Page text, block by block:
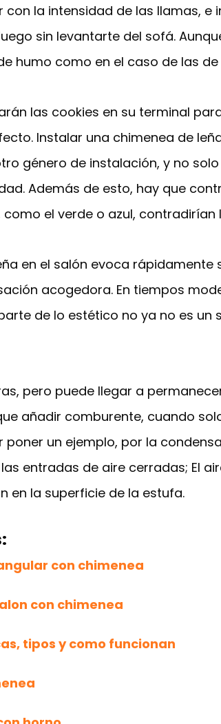
con la intensidad de las llamas,
sin levantarte del sofá.
humo como en el caso de las
las cookies en su terminal
Instalar una chimenea de
género de instalación, y no
Además de esto, hay que
el verde o azul,
en el salón evoca
acogedora. En tiempos
de lo estético no ya no es
pero puede llegar a
añadir comburente, cuando
un ejemplo, por la
entradas de aire cerradas; El
en la superficie de la estufa.
con chimenea
con chimenea
tipos y como funcionan